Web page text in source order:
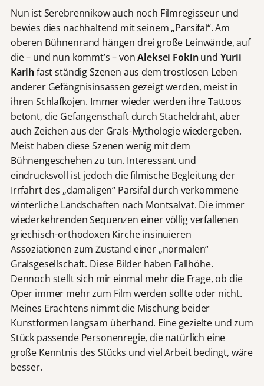
Nun ist Serebrennikow auch noch Filmregisseur und
bewies dies nachhaltend mit seinem „Parsifal“. Am
oberen Bühnenrand hängen drei große Leinwände, auf
die – und nun kommt’s – vonAleksei Fokinund Yurii
Karihfast ständig Szenen aus dem trostlosen Leben
anderer Gefängnisinsassen gezeigt werden, meist in
ihren Schlafkojen. Immer wieder werden ihre Tattoos
betont, die Gefangenschaft durch Stacheldraht, aber
auch Zeichen aus der Grals-Mythologie wiedergeben.
Meist haben diese Szenen wenig mit dem
Bühnengeschehen zu tun. Interessant und
eindrucksvoll ist jedoch die filmische Begleitung der
Irrfahrt des „damaligen“ Parsifal durch verkommene
winterliche Landschaften nach Montsalvat. Die immer
wiederkehrenden Sequenzen einer völlig verfallenen
griechisch-orthodoxen Kirche insinuieren
Assoziationen zum Zustand einer „normalen“
Gralsgesellschaft. Diese Bilder haben Fallhöhe.
Dennoch stellt sich mir einmal mehr die Frage, ob die
Oper immer mehr zum Film werden sollte oder nicht.
Meines Erachtens nimmt die Mischung beider
Kunstformen langsam überhand. Eine gezielte und zum
Stück passende Personenregie, die natürlich eine
große Kenntnis des Stücks und viel Arbeit bedingt, wäre
besser.